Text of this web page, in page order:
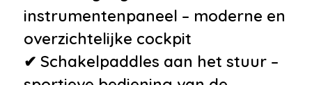
•Extra getint glas achter
• LED mistlampen
Niet in gerookt
instrumentenpaneel – moderne en
overzichtelijke cockpit
✔ Schakelpaddles aan het stuur –